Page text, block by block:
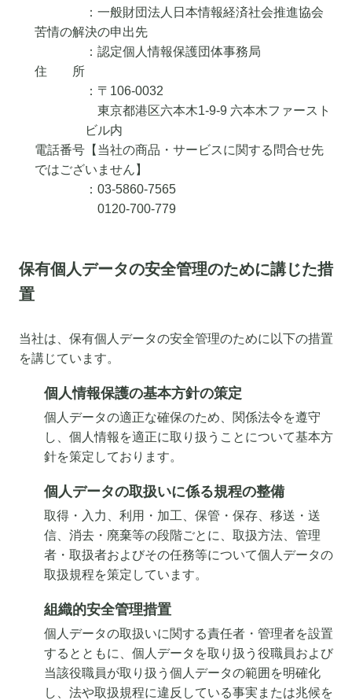
：一般財団法人日本情報経済社会推進協会
苦情の解決の申出先
：認定個人情報保護団体事務局
住 所
：〒106-0032
東京都港区六本木1-9-9 六本木ファースト
ビル内
電話番号【当社の商品・サービスに関する問合せ先
ではございません】
：03-5860-7565
0120-700-779
保有個人データの安全管理のために講じた措
置
当社は、保有個人データの安全管理のために以下の措置
を講じています。
個人情報保護の基本方針の策定
個人データの適正な確保のため、関係法令を遵守
し、個人情報を適正に取り扱うことについて基本方
針を策定しております。
個人データの取扱いに係る規程の整備
取得・入力、利用・加工、保管・保存、移送・送
信、消去・廃棄等の段階ごとに、取扱方法、管理
者・取扱者およびその任務等について個人データの
取扱規程を策定しています。
組織的安全管理措置
個人データの取扱いに関する責任者・管理者を設置
するとともに、個人データを取り扱う役職員および
当該役職員が取り扱う個人データの範囲を明確化
し、法や取扱規程に違反している事実または兆候を